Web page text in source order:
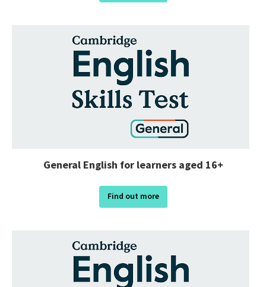
General English for learners aged 16+
Find out more